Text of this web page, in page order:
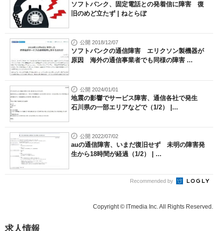
ソフトバンク、固定電話との発着信に障害 復
旧のめど立たず | ねとらぼ
公開 2018/12/07
ソフトバンクの通信障害 エリクソン製機器が
原因 海外の通信事業者でも同様の障害 ...
公開 2024/01/01
地震の影響でサービス障害、通信各社で発生
石川県の一部エリアなどで（1/2） |...
公開 2022/07/02
auの通信障害、いまだ復旧せず 未明の障害発
生から18時間が経過（1/2） | ...
Recommended by
Copyright © ITmedia Inc. All Rights Reserved.
求人情報